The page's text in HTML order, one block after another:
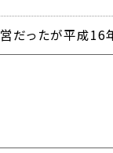
だったが平成16